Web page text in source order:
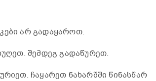
არ გადაყაროთ.
შემდეგ გადაწურეთ.
ჩაყარეთ ნახარშში წინასწარ